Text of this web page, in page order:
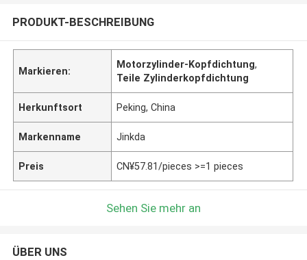
PRODUKT-BESCHREIBUNG
Markieren:
Motorzylinder-Kopfdichtung,
Teile Zylinderkopfdichtung
Herkunftsort Peking, China
Markenname Jinkda
Preis CN¥57.81/pieces >=1 pieces
Sehen Sie mehr an
ÜBER UNS